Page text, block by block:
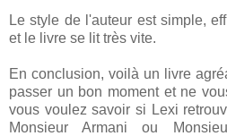
Le style de l'auteur est simple,
et le livre se lit très vite.
En conclusion, voilà un livre
passer un bon moment et ne
vous voulez savoir si Lexi
Monsieur Armani ou